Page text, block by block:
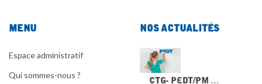
Menu
Espace administratif
Qui sommes-nous ?
Nos actualités
CTG- PEdT/PM …